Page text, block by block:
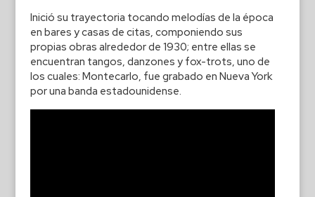
Inició su trayectoria tocando melodías de la época
en bares y casas de citas, componiendo sus
propias obras alrededor de 1930; entre ellas se
encuentran tangos, danzones y fox-trots, uno de
los cuales: Montecarlo, fue grabado en Nueva York
por una banda estadounidense.